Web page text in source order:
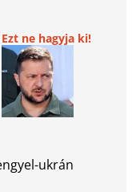
Ezt ne hagyja ki!
ukrán